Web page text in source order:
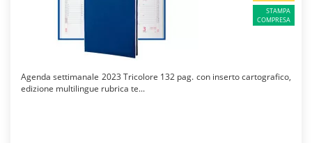
STAMPA
COMPRESA
Agenda settimanale 2023 Tricolore 132 pag. con inserto cartografico,
edizione multilingue rubrica te...